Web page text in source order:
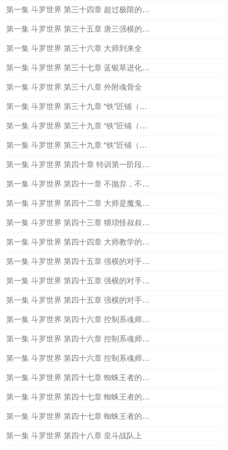
第一集 斗罗世界 第三十四章 超过极限的人面魔蛛魂环全
第一集 斗罗世界 第三十五章 唐三强横的第三魂环全
第一集 斗罗世界 第三十六章 大师到来全
第一集 斗罗世界 第三十七章 蓝银草进化后的威力（全）
第一集 斗罗世界 第三十八章 外附魂骨全
第一集 斗罗世界 第三十九章 “铁”匠铺（上）
第一集 斗罗世界 第三十九章 “铁”匠铺（中）
第一集 斗罗世界 第三十九章 “铁”匠铺（下）
第一集 斗罗世界 第四十章 特训第一阶段开始全
第一集 斗罗世界 第四十一章 不抛弃，不放弃（全）
第一集 斗罗世界 第四十二章 大师是魔鬼（全）
第一集 斗罗世界 第四十三章 猥琐怪叔叔，不乐全
第一集 斗罗世界 第四十四章 大师教学的第二阶段全
第一集 斗罗世界 第四十五章 强横的对手，狂战队（上）
第一集 斗罗世界 第四十五章 强横的对手，狂战队（中）
第一集 斗罗世界 第四十五章 强横的对手，狂战队（下）
第一集 斗罗世界 第四十六章 控制系魂师的强势（上）
第一集 斗罗世界 第四十六章 控制系魂师的强势（中）
第一集 斗罗世界 第四十六章 控制系魂师的强势（下）
第一集 斗罗世界 第四十七章 蜘蛛王者的威压（上）
第一集 斗罗世界 第四十七章 蜘蛛王者的威压（中）
第一集 斗罗世界 第四十七章 蜘蛛王者的威压（下）
第一集 斗罗世界 第四十八章 皇斗战队上